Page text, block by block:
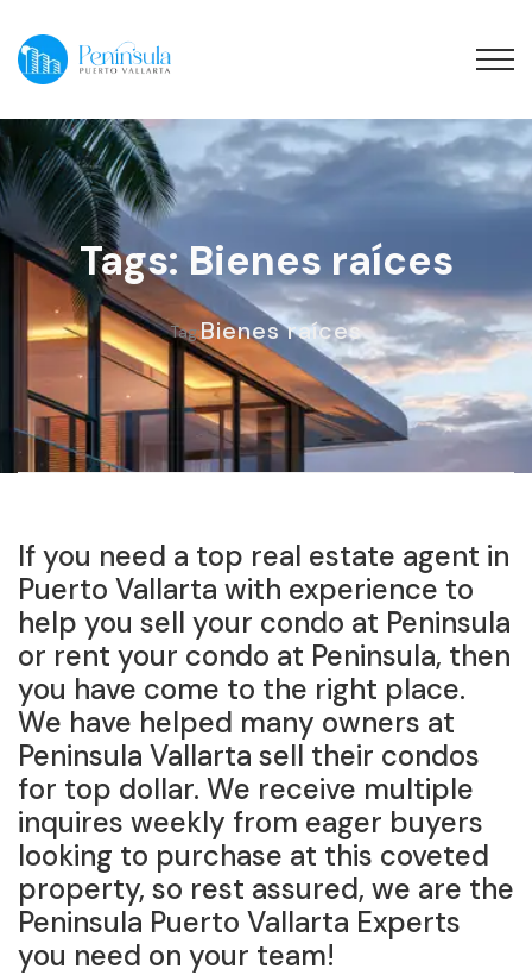
Tags: Bienes raíces
Tag:Bienes raíces
If you need a top real estate agent in
Puerto Vallarta with experience to
help you sell your condo at Peninsula
or rent your condo at Peninsula, then
you have come to the right place.
We have helped many owners at
Peninsula Vallarta sell their condos
for top dollar. We receive multiple
inquires weekly from eager buyers
looking to purchase at this coveted
property, so rest assured, we are the
Peninsula Puerto Vallarta Experts
you need on your team!